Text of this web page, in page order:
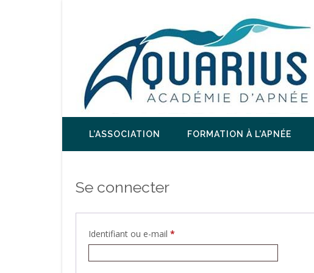
L’ASSOCIATION FORMATION À L’APNÉE
Se connecter
Identifiant ou e-mail *